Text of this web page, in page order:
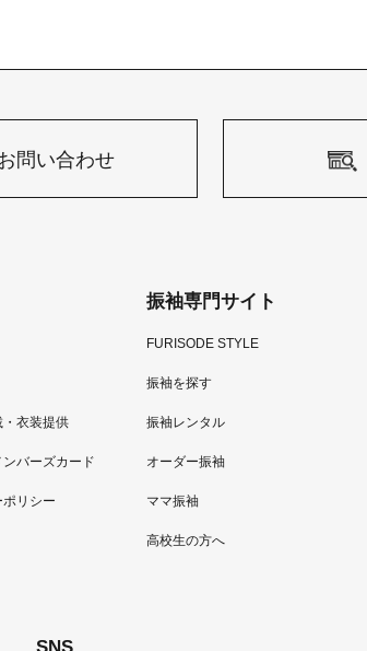
問い合わせ
・衣装提供
バーズカード
リシー
振袖専門サイト
FURISODE STYLE
振袖を探す
振袖レンタル
オーダー振袖
ママ振袖
高校生の方へ